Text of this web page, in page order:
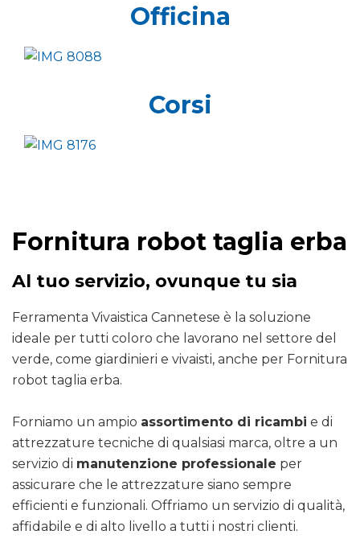
Officina
Corsi
Fornitura robot taglia erba
Al tuo servizio, ovunque tu sia
Ferramenta Vivaistica Cannetese è la soluzione
ideale per tutti coloro che lavorano nel settore del
verde, come giardinieri e vivaisti, anche per Fornitura
robot taglia erba.
Forniamo un ampio assortimento di ricambi e di
attrezzature tecniche di qualsiasi marca, oltre a un
servizio di manutenzione professionale per
assicurare che le attrezzature siano sempre
efficienti e funzionali. Offriamo un servizio di qualità,
affidabile e di alto livello a tutti i nostri clienti.